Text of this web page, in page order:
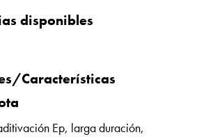
disponibles
Características
Ep, larga duración,